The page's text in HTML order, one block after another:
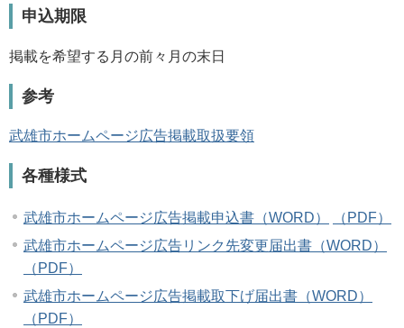
申込期限
掲載を希望する月の前々月の末日
参考
武雄市ホームページ広告掲載取扱要領
各種様式
武雄市ホームページ広告掲載申込書（WORD）
（PDF）
武雄市ホームページ広告リンク先変更届出書（WORD）
（PDF）
武雄市ホームページ広告掲載取下げ届出書（WORD）
（PDF）